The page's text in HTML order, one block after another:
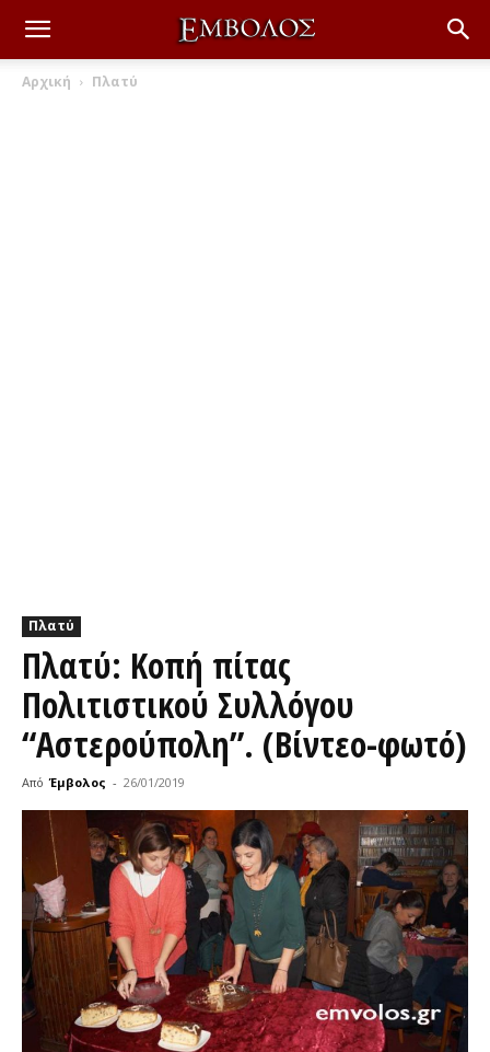
Αρχική Πλατύ
Πλατύ
Πλατύ: Κοπή πίτας
Πολιτιστικού Συλλόγου
“Αστερούπολη”. (Βίντεο-φωτό)
Από Έμβολος - 26/01/2019